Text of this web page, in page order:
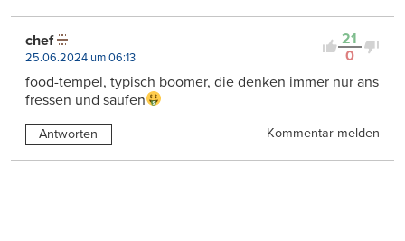
21
0
chef
25.06.2024 um 06:13
food-tempel, typisch boomer, die denken immer nur ans
fressen und saufen
Antworten Kommentar melden